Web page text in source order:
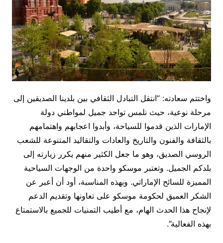
واختتم سعادته: “انتقل التبادل الثقافي بين بلدينا الصديقين إلى
مرحلة نوعية، حيث نلمس تواجد جميل لمواطني دولة
الإمارات الذين قدموا للسياحة، وأبدوا اعجابهم واهتمامهم
بالثقافة والفنون والتاريخ والعادات والتقاليد المتنوعة للشعب
الروسي الصديق، وهو ما جعل الكثير منهم يكرر زيارته إلى
بلدكم الجميل. وتعتبر موسكو واحدة من الوجهات السياحية
المميزة للسائح الإماراتي. وبهذه المناسبة، أود أن أعبر عن
الشكر العميق لحكومة موسكو على تعاونها وتقديم الدعم
لإنجاح هذا الحدث الهام، مع أطيب التمنيات للجميع بالاستمتاع
بهذه الفعالية”.